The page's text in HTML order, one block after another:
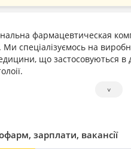
фармацевтическая
Ми спеціалізуємось на
що застосовуються в
˅
зарплати, вакансії